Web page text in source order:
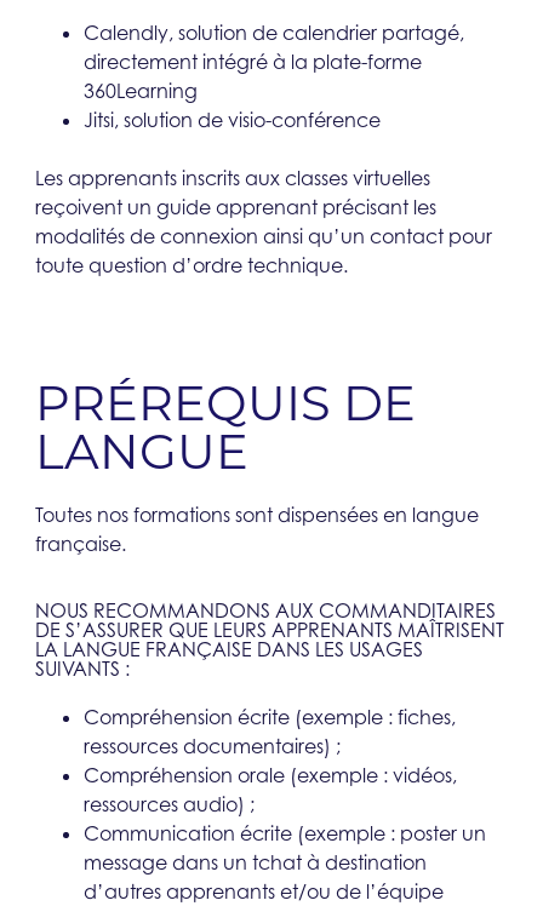
Calendly, solution de calendrier partagé,
directement intégré à la plate-forme
360Learning
Jitsi, solution de visio-conférence
Les apprenants inscrits aux classes virtuelles
reçoivent un guide apprenant précisant les
modalités de connexion ainsi qu’un contact pour
toute question d’ordre technique.
PRÉREQUIS DE
LANGUE​
Toutes nos formations sont dispensées en langue
française.
NOUS RECOMMANDONS AUX COMMANDITAIRES
DE S’ASSURER QUE LEURS APPRENANTS MAÎTRISENT
LA LANGUE FRANÇAISE DANS LES USAGES
SUIVANTS :
Compréhension écrite (exemple : fiches,
ressources documentaires) ;
Compréhension orale (exemple : vidéos,
ressources audio) ;
Communication écrite (exemple : poster un
message dans un tchat à destination
d’autres apprenants et/ou de l’équipe